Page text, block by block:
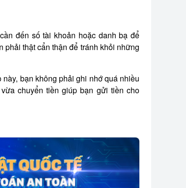
đến số tài khoản hoặc danh bạ để
thật cẩn thận để tránh khỏi những
bạn không phải ghi nhớ quá nhiều
chuyển tiền giúp bạn gửi tiền cho